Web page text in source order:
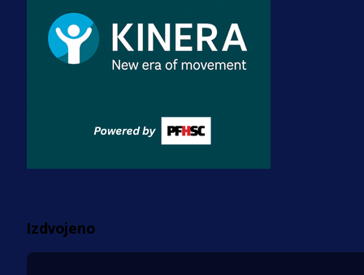
prostorije FK Borac!
2 sedmica 2 dan
Reprezentacije
BiH, a sada sudi finale Svjetskog
prvenstva!
Izdvojeno